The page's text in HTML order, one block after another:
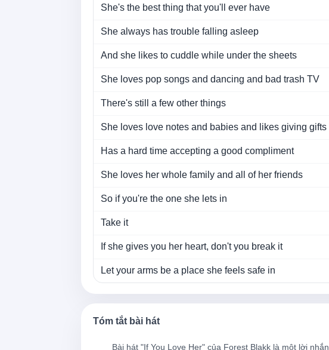
She's the best thing that you'll ever have
She always has trouble falling asleep
And she likes to cuddle while under the sheets
She loves pop songs and dancing and bad trash TV
There's still a few other things
She loves love notes and babies and likes giving gifts
Has a hard time accepting a good compliment
She loves her whole family and all of her friends
So if you're the one she lets in
Take it
If she gives you her heart, don't you break it
Let your arms be a place she feels safe in
She'll love you if you love her
On days when
Tóm tắt bài hát